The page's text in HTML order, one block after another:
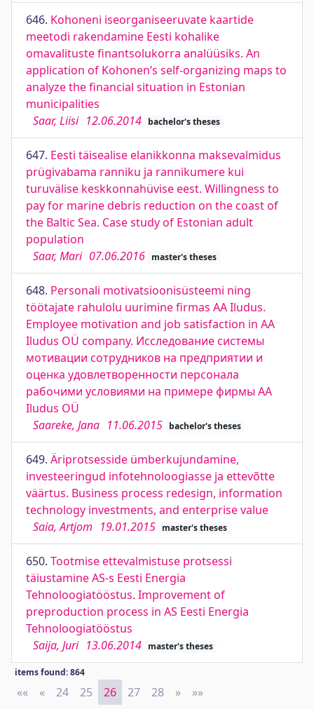
646. Kohoneni iseorganiseeruvate kaartide
meetodi rakendamine Eesti kohalike
omavalituste finantsolukorra analüüsiks. An
application of Kohonen’s self-organizing maps to
analyze the financial situation in Estonian
municipalities
Saar, Liisi 12.06.2014 bachelor's theses
647. Eesti täisealise elanikkonna maksevalmidus
prügivabama ranniku ja rannikumere kui
turuvälise keskkonnahüvise eest. Willingness to
pay for marine debris reduction on the coast of
the Baltic Sea. Case study of Estonian adult
population
Saar, Mari 07.06.2016 master's theses
648. Personali motivatsioonisüsteemi ning
töötajate rahulolu uurimine firmas AA Iludus.
Employee motivation and job satisfaction in AA
Iludus OÜ company. Исследование системы
мотивации сотрудников на предприятии и
оценка удовлетворенности персонала
рабочими условиями на примере фирмы AA
Iludus OÜ
Saareke, Jana 11.06.2015 bachelor's theses
649. Äriprotsesside ümberkujundamine,
investeeringud infotehnoloogiasse ja ettevõtte
väärtus. Business process redesign, information
technology investments, and enterprise value
Saia, Artjom 19.01.2015 master's theses
650. Tootmise ettevalmistuse protsessi
täiustamine AS-s Eesti Energia
Tehnoloogiatööstus. Improvement of
preproduction process in AS Eesti Energia
Tehnoloogiatööstus
Saija, Juri 13.06.2014 master's theses
items found: 864
«« First
« Previous
24 25 26 27 28 » Next
»»